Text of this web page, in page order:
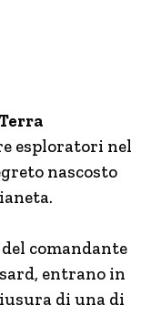
esploratori nel
nascosto
comandante
entrano in
di una di